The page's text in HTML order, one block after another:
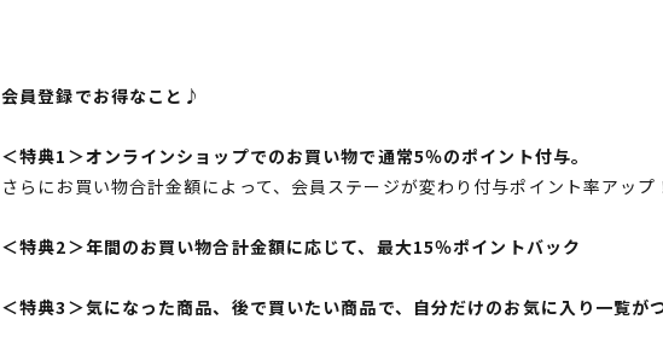
会員登録でお得なこと♪
＜特典1＞オンラインショップでのお買い物で通常5％のポイント付与。
さらにお買い物合計金額によって、会員ステージが変わり付与ポイント率アップ
＜特典2＞年間のお買い物合計金額に応じて、最大15％ポイントバック
＜特典3＞気になった商品、後で買いたい商品で、自分だけのお気に入り一覧が